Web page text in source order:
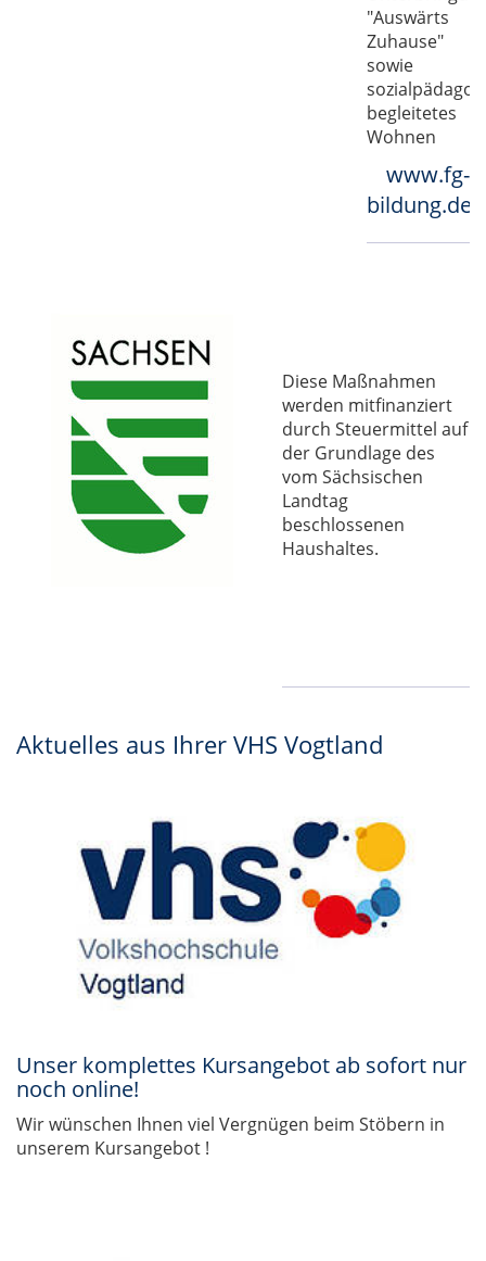
"Auswärts
Zuhause"
sowie
begleitetes
Wohnen
www.fg-
bildung.de
Diese Maßnahmen
werden mitfinanziert
durch Steuermittel auf
der Grundlage des
vom Sächsischen
Landtag
beschlossenen
Haushaltes.
Aktuelles aus Ihrer VHS Vogtland
Unser komplettes Kursangebot ab sofort nur
noch online!
Wir wünschen Ihnen viel Vergnügen beim Stöbern in
unserem Kursangebot !